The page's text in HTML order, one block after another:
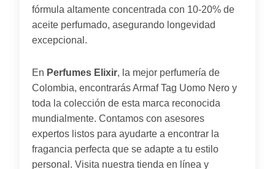
fórmula altamente concentrada con 10-20% de
aceite perfumado, asegurando longevidad
excepcional.
En Perfumes Elixir, la mejor perfumería de
Colombia, encontrarás Armaf Tag Uomo Nero y
toda la colección de esta marca reconocida
mundialmente. Contamos con asesores
expertos listos para ayudarte a encontrar la
fragancia perfecta que se adapte a tu estilo
personal. Visita nuestra tienda en línea y